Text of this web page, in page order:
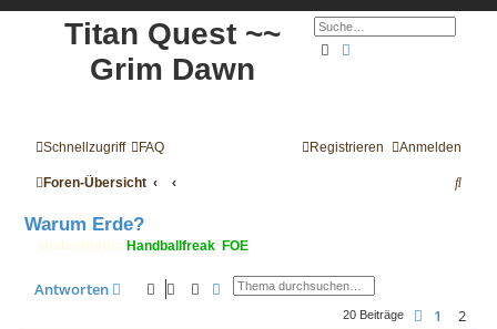
Titan Quest ~~
Grim Dawn
SucheErweiterte Suche
Schnellzugriff FAQ Anmelden
Registrieren
Foren-Übersicht
S
Warum Erde?
Moderatoren: Handballfreak FOE
Antworten SucheErweiterte Suche
20 Beiträge Vorherige
1 2